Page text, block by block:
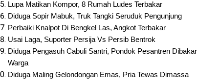
Lupa Matikan Kompor, 8 Rumah Ludes Terbakar
Diduga Sopir Mabuk, Truk Tangki Seruduk Pengunjung
Perbaiki Knalpot Di Bengkel Las, Angkot Terbakar
Usai Laga, Suporter Persija Vs Persib Bentrok
Diduga Pengasuh Cabuli Santri, Pondok Pesantren Dibakar
Warga
Diduga Maling Gelondongan Emas, Pria Tewas Dimassa